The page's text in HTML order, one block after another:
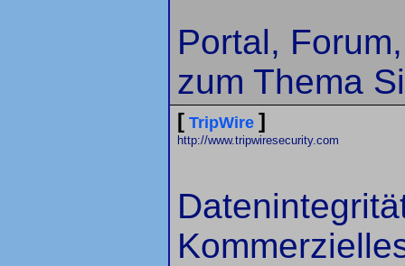
Portal,
zum Thema
[ TripWire ]
http://www.tripwiresecurity.com